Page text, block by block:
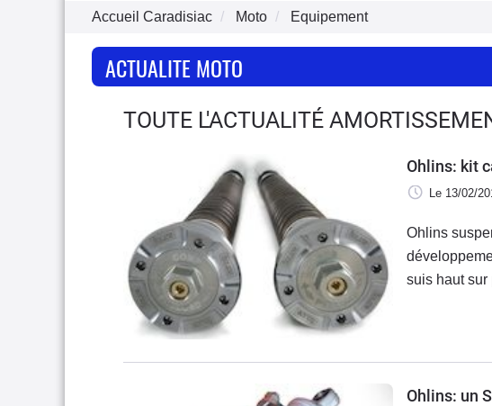
Accueil Caradisiac Moto Equipement
ACTUALITE MOTO
TOUTE L'ACTUALITÉ
Ohlins: kit
Le 13/02/
Ohlins
suis haut sur
Ohlins: un